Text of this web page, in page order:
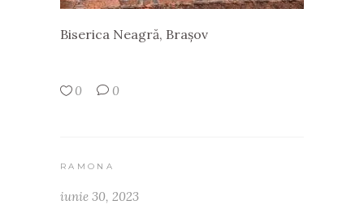
Biserica Neagră, Brașov
0 0
RAMONA
iunie 30, 2023